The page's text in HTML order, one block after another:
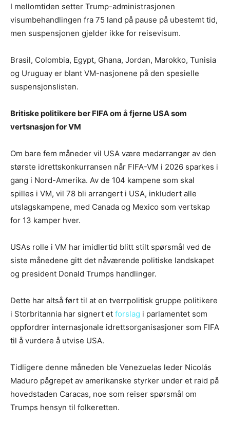
I mellomtiden setter Trump-administrasjonen
visumbehandlingen fra 75 land på pause på ubestemt tid,
men suspensjonen gjelder ikke for reisevisum.
Brasil, Colombia, Egypt, Ghana, Jordan, Marokko, Tunisia
og Uruguay er blant VM-nasjonene på den spesielle
suspensjonslisten.
Britiske politikere ber FIFA om å fjerne USA som
vertsnasjon for VM
Om bare fem måneder vil USA være medarrangør av den
største idrettskonkurransen når FIFA-VM i 2026 sparkes i
gang i Nord-Amerika. Av de 104 kampene som skal
spilles i VM, vil 78 bli arrangert i USA, inkludert alle
utslagskampene, med Canada og Mexico som vertskap
for 13 kamper hver.
USAs rolle i VM har imidlertid blitt stilt spørsmål ved de
siste månedene gitt det nåværende politiske landskapet
og president Donald Trumps handlinger.
Dette har altså ført til at en tverrpolitisk gruppe politikere
i Storbritannia har signert et forslag i parlamentet som
oppfordrer internasjonale idrettsorganisasjoner som FIFA
til å vurdere å utvise USA.
Tidligere denne måneden ble Venezuelas leder Nicolás
Maduro pågrepet av amerikanske styrker under et raid på
hovedstaden Caracas, noe som reiser spørsmål om
Trumps hensyn til folkeretten.